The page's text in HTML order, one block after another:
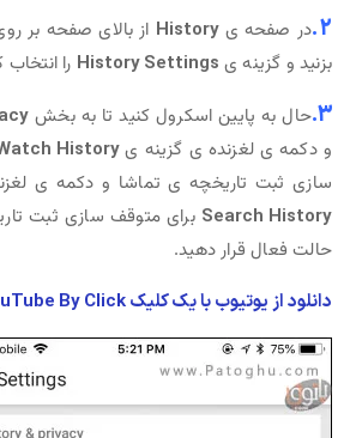
2. در صفحه یHistory از بالای صفحه بر
بزنید و گزینه ی History Settings را انتخاب
3. حال به پایین اسکرول کنید تا به بخش
و دکمه ی لغزنده ی گزینه یHistory
سازی ثبت تاریخچه ی تماشا و دکمه ی
Search History برای متوقف سازی ثبت
حالت فعال قرار دهید.
دانلود از یوتیوب با یک کلیک YouTube By Click